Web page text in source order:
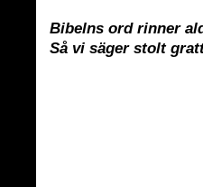
Bibelns ord rinner
Så vi säger stolt